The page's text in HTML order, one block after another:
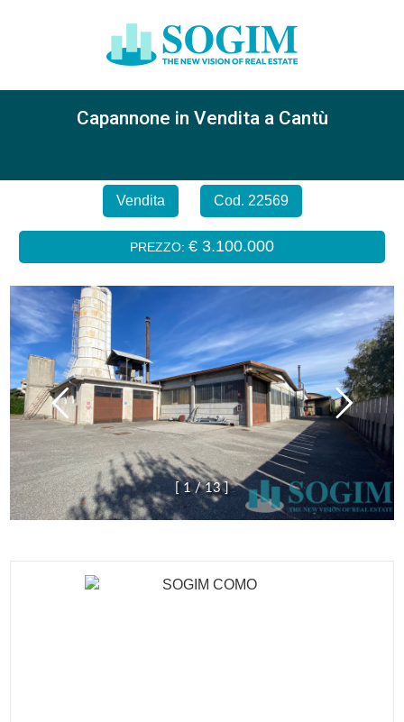
Capannone in Vendita a Cantù
Vendita Cod. 22569
PREZZO: € 3.100.000
1 / 13 ]